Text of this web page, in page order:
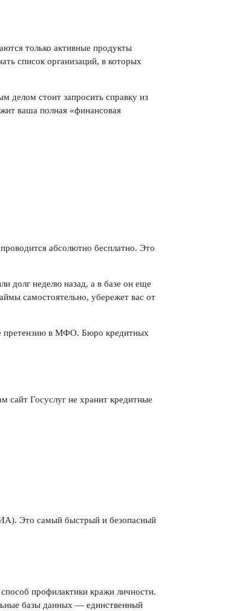
только активные продукты
список организаций, в которых
делом стоит запросить справку из
ваша полная «финансовая
абсолютно бесплатно. Это
долг неделю назад, а в базе он еще
самостоятельно, убережет вас от
претензию в МФО. Бюро кредитных
сайт Госуслуг не хранит кредитные
Это самый быстрый и безопасный
профилактики кражи личности.
базы данных — единственный